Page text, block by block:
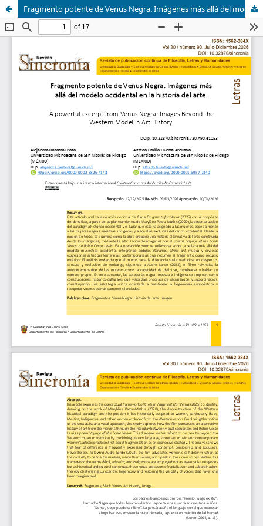
Fragmento potente de Venus Negra. Imágenes más allá del modelo occidental en la historia del arte